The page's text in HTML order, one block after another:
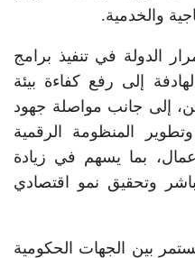
والخدمية.
الدولة في تنفيذ برامج
إلى رفع كفاءة بيئة
إلى جانب مواصلة جهود
المنظومة الرقمية
بما يسهم في زيادة
وتحقيق نمو اقتصادي
بين الجهات الحكومية